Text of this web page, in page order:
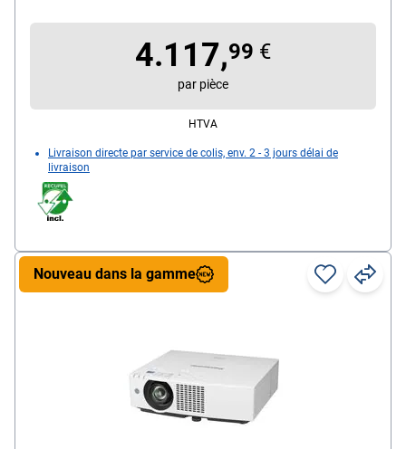
4.117,99 €
par pièce
HTVA
Livraison directe par service de colis, env. 2 - 3 jours délai de
livraison
Nouveau dans la gamme